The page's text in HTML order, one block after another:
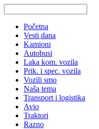
Početna
Vesti dana
Kamioni
Autobusi
Laka kom. vozila
Prik. i spec. vozila
Vozili smo
Naša tema
Transport i logistika
Avio
Traktori
Razno